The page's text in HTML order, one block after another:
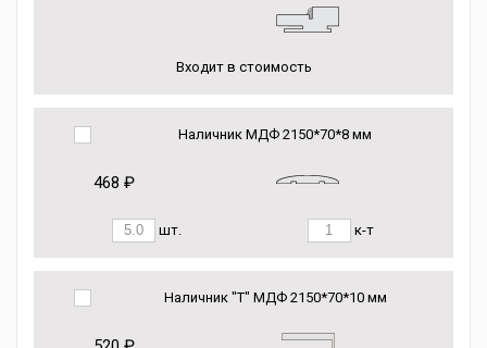
Входит в стоимость
Наличник МДФ 2150*70*8 мм
468 ₽
шт. к-т
Наличник "Т" МДФ 2150*70*10 мм